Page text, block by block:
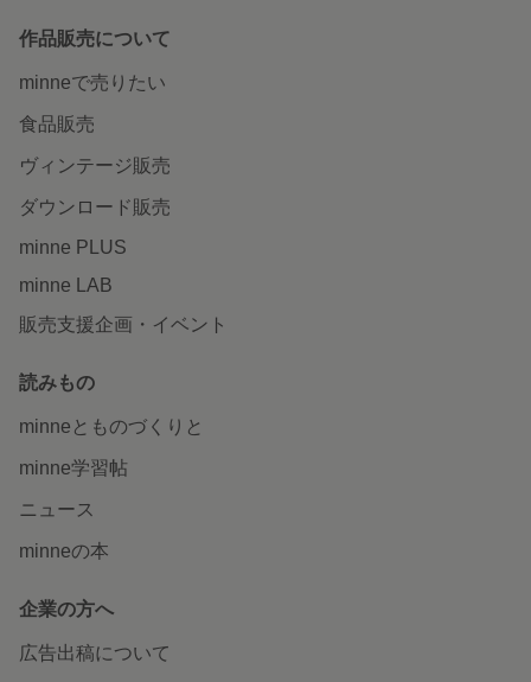
作品販売について
minneで売りたい
食品販売
ヴィンテージ販売
ダウンロード販売
minne PLUS
minne LAB
販売支援企画・イベント
読みもの
minneとものづくりと
minne学習帖
ニュース
minneの本
企業の方へ
広告出稿について